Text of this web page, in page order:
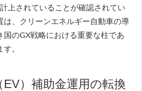
上されていることが確認されてい
は、クリーンエネルギー自動車の導
国のGX戦略における重要な柱であ
。
EV）補助金運用の転換